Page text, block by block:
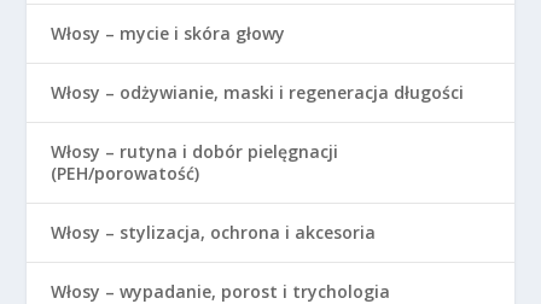
Włosy – mycie i skóra głowy
Włosy – odżywianie, maski i regeneracja długości
Włosy – rutyna i dobór pielęgnacji
(PEH/porowatość)
Włosy – stylizacja, ochrona i akcesoria
Włosy – wypadanie, porost i trychologia